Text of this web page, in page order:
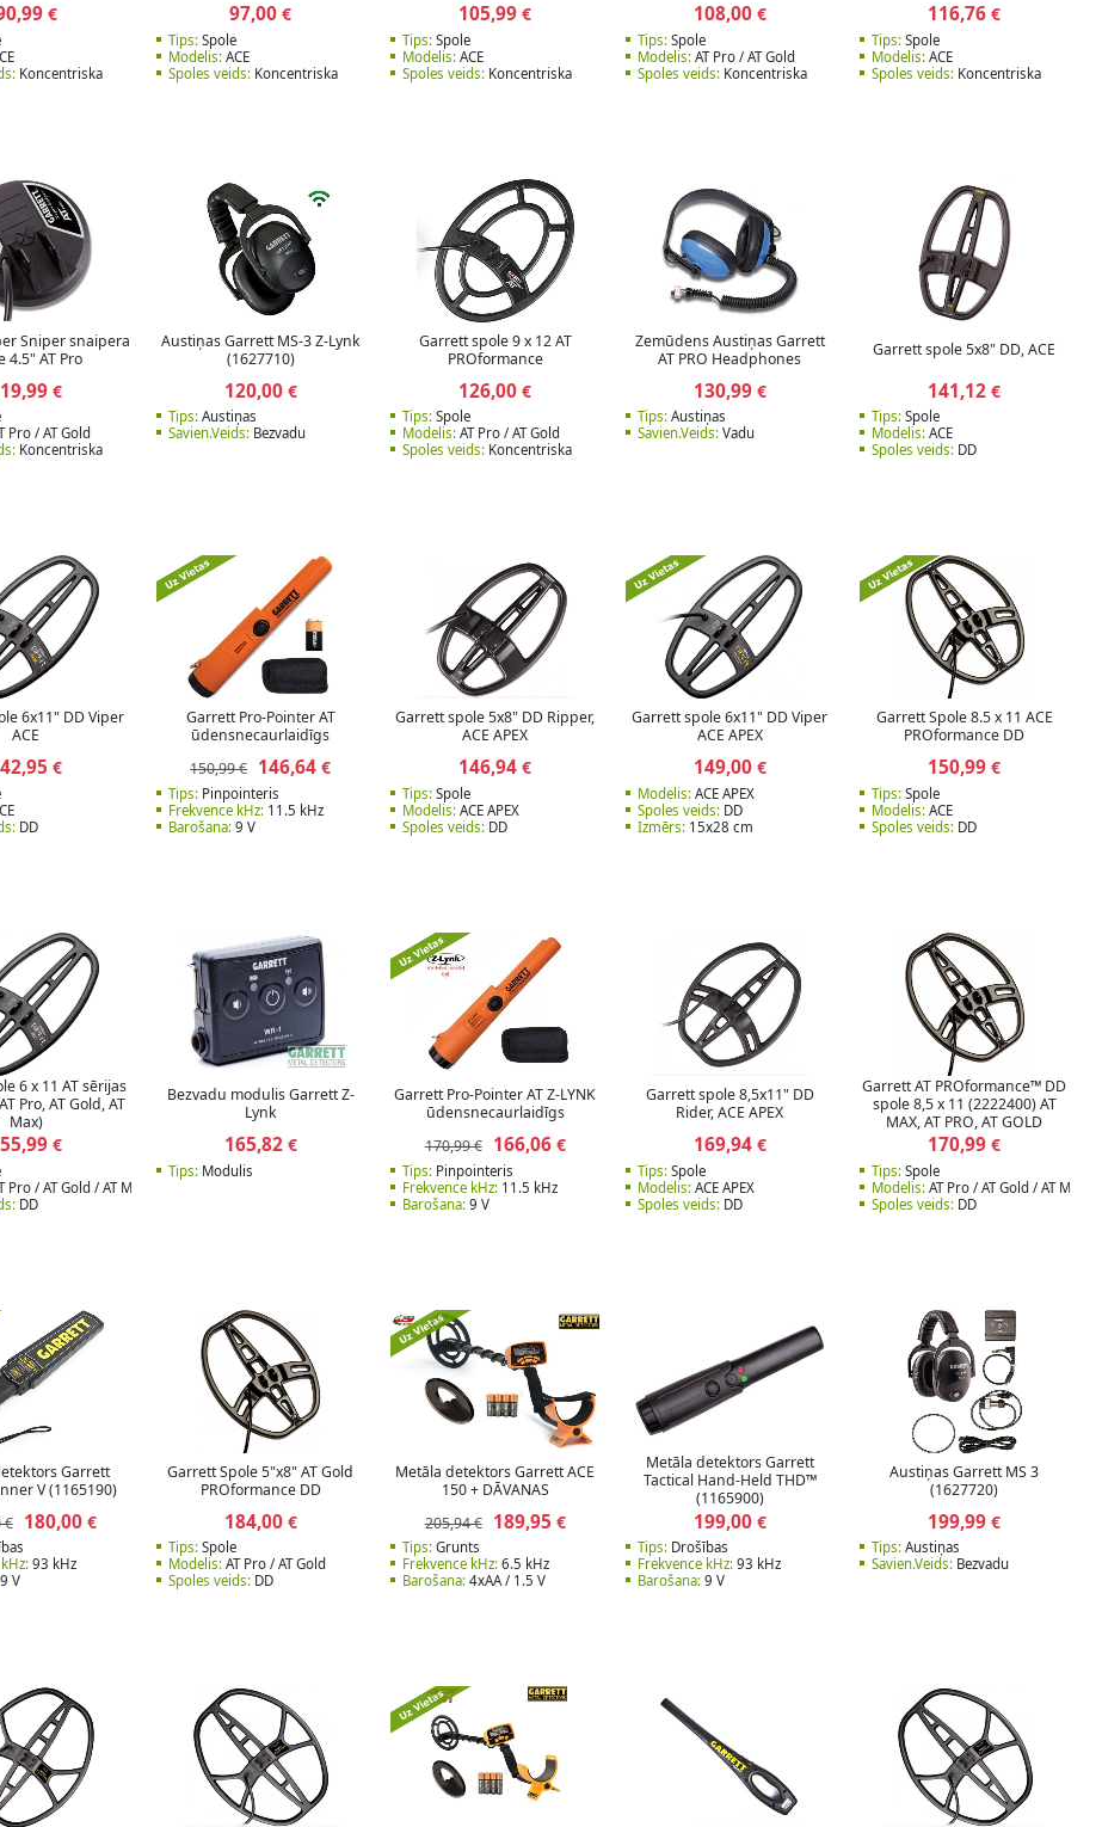
€
Koncentriska
97,00 €
Tips:Spole
Modelis:ACE
Spoles veids:Koncentriska
105,99 €
Tips: Spole
Modelis: ACE
Spoles veids: Koncentriska
108,00€
Tips:Spole
Modelis:AT Pro / AT Gold
Spoles veids:Koncentriska
116,76 €
Tips: Spole
Modelis: ACE
Spoles veids: Koncentriska
Sniper snaipera
4.5" AT Pro
€
Pro / AT Gold
Koncentriska
Austiņas Garrett MS-3 Z-Lynk
(1627710)
120,00€
Tips:Austiņas
Savien.Veids:Bezvadu
Garrett spole 9 x 12 AT
PROformance
126,00 €
Tips: Spole
Modelis: AT Pro / AT Gold
Spoles veids: Koncentriska
Zemūdens Austiņas Garrett
AT PRO Headphones
130,99€
Tips:Austiņas
Savien.Veids:Vadu
Garrett spole 5x8" DD, ACE
141,12 €
Tips: Spole
Modelis: ACE
Spoles veids: DD
6x11" DD Viper
ACE
€
DD
Garrett Pro-Pointer AT
ūdensnecaurlaidīgs
150,99 € 146,64 €
Tips:Pinpointeris
Frekvence kHz:11.5 kHz
Barošana:9 V
Garrett spole 5x8" DD Ripper,
ACE APEX
146,94 €
Tips: Spole
Modelis: ACE APEX
Spoles veids: DD
Garrett spole 6x11" DD Viper
ACE APEX
149,00€
Modelis:ACE APEX
Spoles veids:DD
Izmērs:15x28 cm
Garrett Spole 8.5 x 11 ACE
PROformance DD
150,99 €
Tips: Spole
Modelis: ACE
Spoles veids: DD
6 x 11 AT sērijas
Pro, AT Gold, AT
Max)
€
Pro / AT Gold / AT Max
DD
Bezvadu modulis Garrett Z-
Lynk
165,82€
Tips:Modulis
Garrett Pro-Pointer AT Z-LYNK
ūdensnecaurlaidīgs
170,99 €
166,06€
Tips: Pinpointeris
Frekvence kHz: 11.5 kHz
Barošana: 9 V
Garrett spole 8,5x11" DD
Rider, ACE APEX
169,94€
Tips:Spole
Modelis:ACE APEX
Spoles veids:DD
Garrett AT PROformance™ DD
spole 8,5 x 11 (2222400) AT
MAX, AT PRO, AT GOLD
170,99 €
Tips: Spole
Modelis: AT Pro / AT Gold / AT Max
Spoles veids: DD
Garrett
V (1165190)
€
180,00€
93 kHz
9 V
Garrett Spole 5"x8" AT Gold
PROformance DD
184,00€
Tips:Spole
Modelis:AT Pro / AT Gold
Spoles veids:DD
Metāla detektors Garrett ACE
150 + DĀVANAS
205,94 €
189,95 €
Tips: Grunts
Frekvence kHz: 6.5 kHz
Barošana: 4xAA / 1.5 V
Metāla detektors Garrett
Tactical Hand-Held THD™
(1165900)
199,00€
Tips:Drošības
Frekvence kHz:93 kHz
Barošana:9 V
Austiņas Garrett MS 3
(1627720)
199,99 €
Tips: Austiņas
Savien.Veids: Bezvadu